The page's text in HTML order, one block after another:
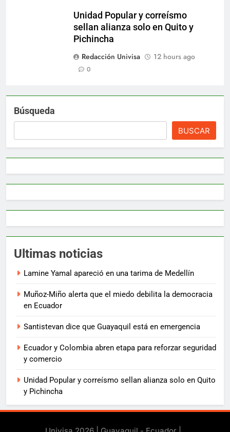
Unidad Popular y correísmo
sellan alianza solo en Quito y
Pichincha
Redacción Univisa
12 hours ago
0
Búsqueda
BUSCAR
Ultimas noticias
Lamine Yamal apareció en una tarima de Medellín
Muñoz-Miño alerta que el miedo debilita la democracia
en Ecuador
Santistevan dice que Guayaquil está en emergencia
Ecuador y Colombia abren etapa para reforzar seguridad
y comercio
Unidad Popular y correísmo sellan alianza solo en Quito
y Pichincha